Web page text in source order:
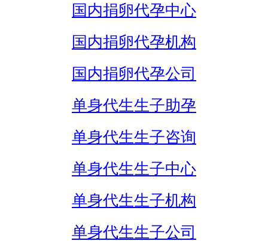
国内捐卵代孕中心
国内捐卵代孕机构
国内捐卵代孕公司
单身代生生子助孕
单身代生生子咨询
单身代生生子中心
单身代生生子机构
单身代生生子公司